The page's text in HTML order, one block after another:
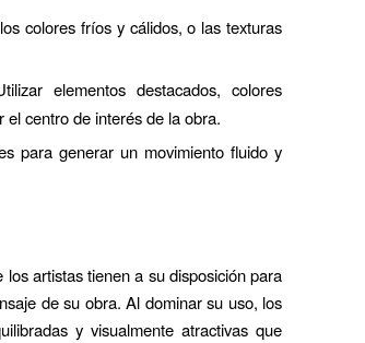
colores fríos y cálidos, o las texturas
elementos destacados, colores
centro de interés de la obra.
para generar un movimiento fluido y
artistas tienen a su disposición para
de su obra. Al dominar su uso, los
y visualmente atractivas que